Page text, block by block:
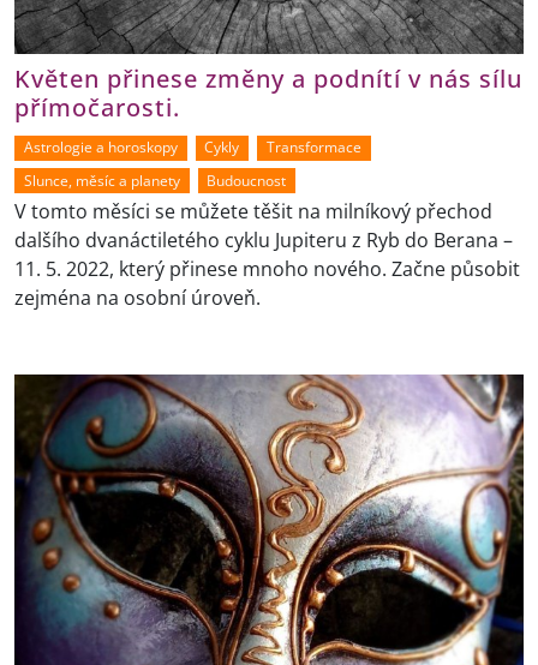
Květen přinese změny a podnítí v nás sílu
přímočarosti.
Astrologie a horoskopy Cykly
Transformace
Slunce, měsíc a planety
Budoucnost
V tomto měsíci se můžete těšit na milníkový přechod
dalšího dvanáctiletého cyklu Jupiteru z Ryb do Berana –
11. 5. 2022, který přinese mnoho nového. Začne působit
zejména na osobní úroveň.